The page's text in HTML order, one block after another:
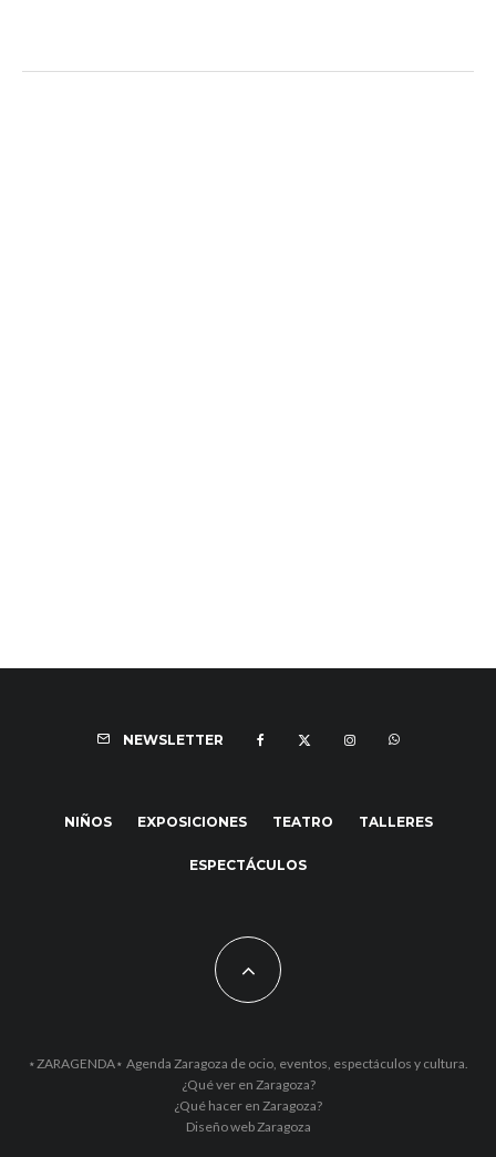
NEWSLETTER
NIÑOS EXPOSICIONES TEATRO TALLERES
ESPECTÁCULOS
⋆ZARAGENDA⋆ Agenda Zaragoza de ocio, eventos, espectáculos y cultura.
¿Qué ver en Zaragoza?
¿Qué hacer en Zaragoza?
Diseño web Zaragoza